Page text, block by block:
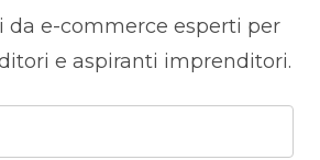
da e-commerce esperti per
e aspiranti imprenditori.